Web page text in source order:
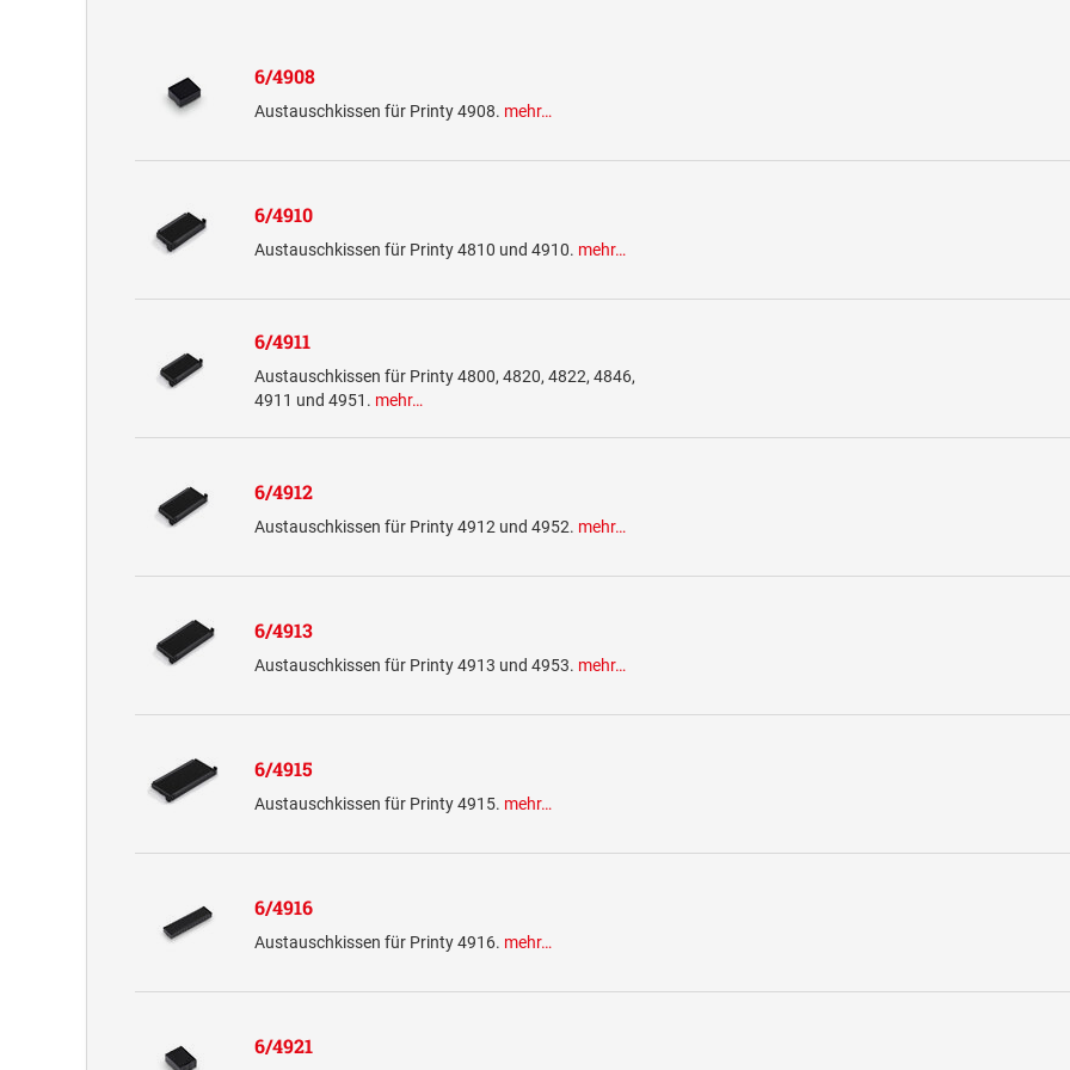
6/4908
Austauschkissen für Printy 4908. mehr…
6/4910
Austauschkissen für Printy 4810 und 4910. mehr…
6/4911
Austauschkissen für Printy 4800, 4820, 4822, 4846,
4911 und 4951. mehr…
6/4912
Austauschkissen für Printy 4912 und 4952. mehr…
6/4913
Austauschkissen für Printy 4913 und 4953. mehr…
6/4915
Austauschkissen für Printy 4915. mehr…
6/4916
Austauschkissen für Printy 4916. mehr…
6/4921